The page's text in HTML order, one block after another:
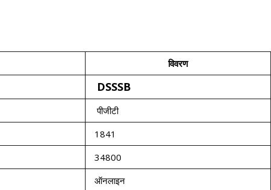
विवरण
DSSSB
पीजीटी
1841
34800
ऑनलाइन